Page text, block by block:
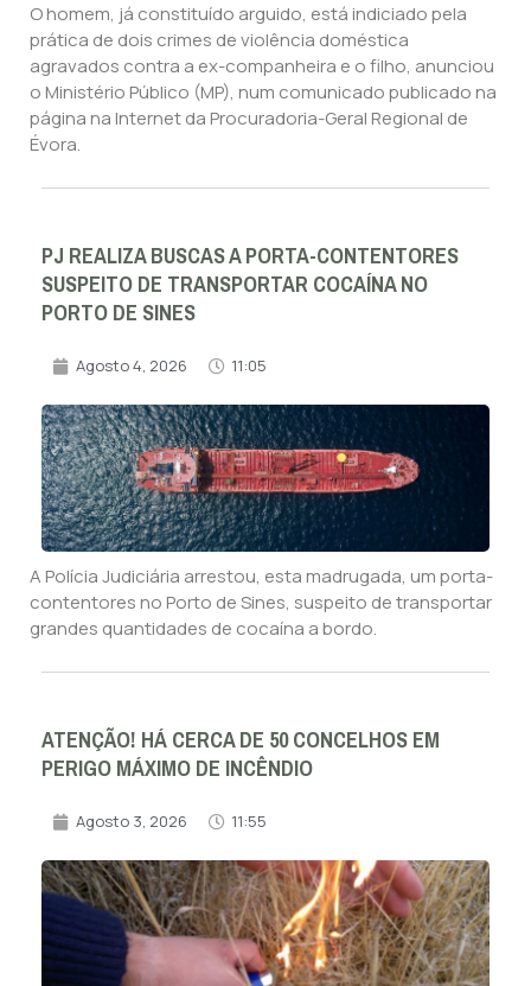
O homem, já constituído arguido, está indiciado pela
prática de dois crimes de violência doméstica
agravados contra a ex-companheira e o filho, anunciou
o Ministério Público (MP), num comunicado publicado na
página na Internet da Procuradoria-Geral Regional de
Évora.
PJ REALIZA BUSCAS A PORTA-CONTENTORES
SUSPEITO DE TRANSPORTAR COCAÍNA NO
PORTO DE SINES
Agosto 4, 2026 11:05
A Polícia Judiciária arrestou, esta madrugada, um porta-
contentores no Porto de Sines, suspeito de transportar
grandes quantidades de cocaína a bordo.
ATENÇÃO! HÁ CERCA DE 50 CONCELHOS EM
PERIGO MÁXIMO DE INCÊNDIO
Agosto 3, 2026 11:55